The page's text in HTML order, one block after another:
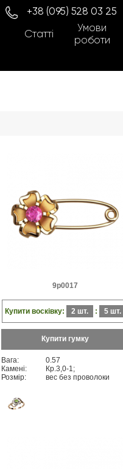
Статті
Умови
роботи
+38 (095) 528 03 25
9p0017
Купити восківку: 2 шт. : 5 шт.
Купити гумку
Вага:
0.57
Камені:
Кр.3,0-1;
Розмір:
вес без проволоки